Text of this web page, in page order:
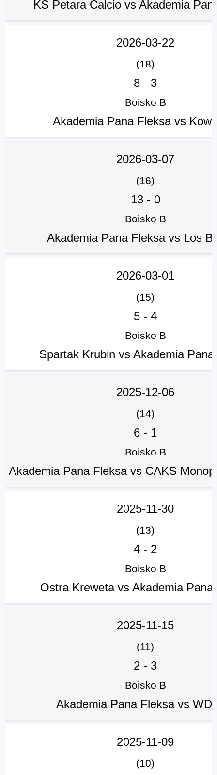
KS Petara Calcio vs Akademia
2026-03-22
(18)
8 - 3
Boisko B
Akademia Pana Fleksa vs
2026-03-07
(16)
13- 0
Boisko B
Akademia Pana Fleksa vs Los
2026-03-01
(15)
5 - 4
Boisko B
Spartak Krubin vs Akademia
2025-12-06
(14)
6 - 1
Boisko B
Akademia Pana Fleksa vs CAKS
2025-11-30
(13)
4 - 2
Boisko B
Ostra Kreweta vs Akademia Pana
2025-11-15
(11)
2 - 3
Boisko B
Akademia Pana Fleksa vs WD
2025-11-09
(10)